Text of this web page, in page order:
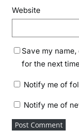
Website
Save my
for the next
Notify me of
Notify me of